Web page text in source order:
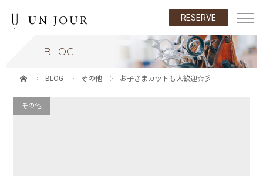
RESERVE
BLOG
BLOG その他 お子さまカットも大歓迎☆彡
その他